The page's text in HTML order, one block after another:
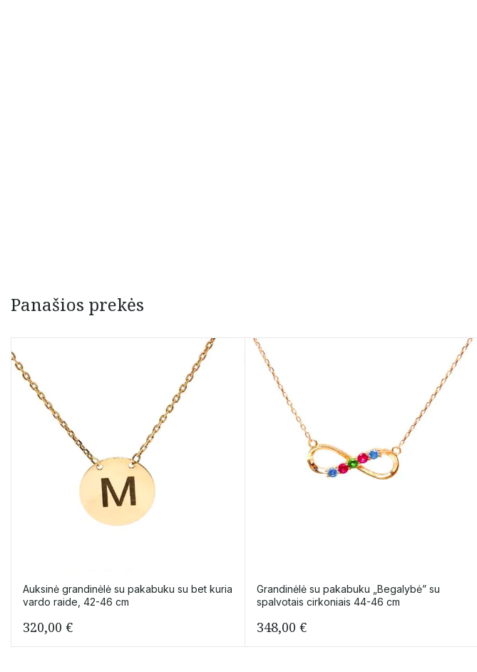
Panašios prekės
Auksinė grandinėlė su pakabuku su bet kuria
vardo raide, 42-46 cm
320,00 €
Grandinėlė su pakabuku „Begalybė” su
spalvotais cirkoniais 44-46 cm
348,00€